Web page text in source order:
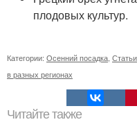
плодовых культур.
Категории: Осенний посадка
в разных регионах
Читайте также